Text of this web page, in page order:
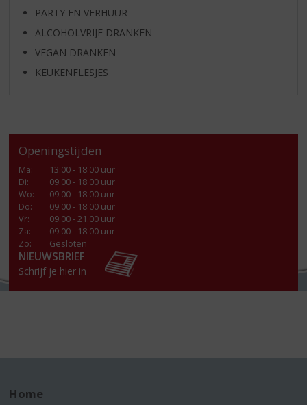
PARTY EN VERHUUR
ALCOHOLVRIJE DRANKEN
VEGAN DRANKEN
KEUKENFLESJES
Openingstijden
Ma:
13:00 - 18.00 uur
Di:
09.00 - 18.00 uur
Wo:
09.00 - 18.00 uur
Do:
09.00 - 18.00 uur
Vr:
09.00 - 21.00 uur
Za:
09.00 - 18.00 uur
Zo:
Gesloten
NIEUWSBRIEF
Schrijf je hier in
Home